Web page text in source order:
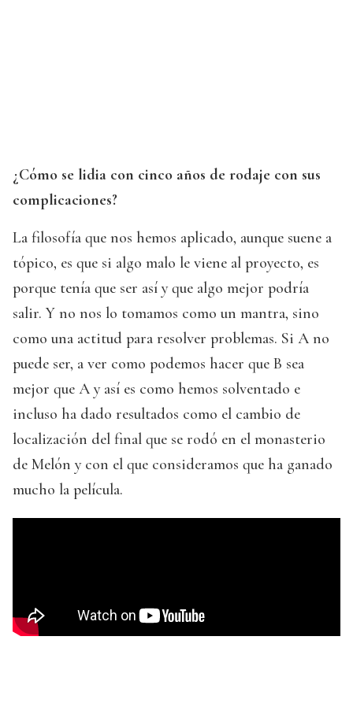
¿Cómo se lidia con cinco años de rodaje con sus
complicaciones?
La filosofía que nos hemos aplicado, aunque suene a
tópico, es que si algo malo le viene al proyecto, es
porque tenía que ser así y que algo mejor podría
salir. Y no nos lo tomamos como un mantra, sino
como una actitud para resolver problemas. Si A no
puede ser, a ver como podemos hacer que B sea
mejor que A y así es como hemos solventado e
incluso ha dado resultados como el cambio de
localización del final que se rodó en el monasterio
de Melón y con el que consideramos que ha ganado
mucho la película.